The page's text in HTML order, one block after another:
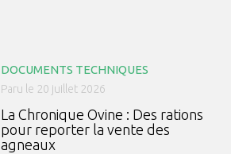
DOCUMENTS TECHNIQUES
Paru le 20 juillet 2026
La Chronique Ovine : Des rations
pour reporter la vente des
agneaux